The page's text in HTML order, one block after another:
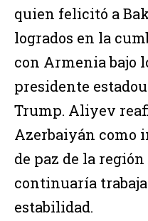
quien felicitó a
logrados en la
con Armenia bajo
presidente
Trump. Aliyev
Azerbaiyán como
de paz de la
continuaría
estabilidad.